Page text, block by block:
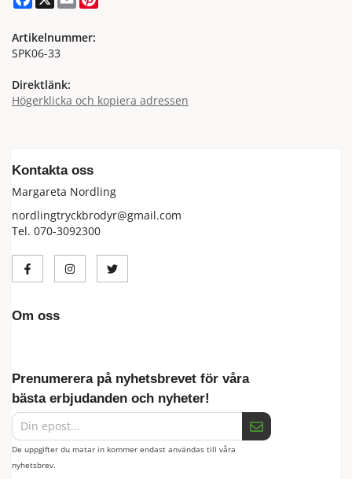
Artikelnummer:
SPK06-33
Direktlänk:
Högerklicka och kopiera adressen
Kontakta oss
Margareta Nordling
nordlingtryckbrodyr@gmail.com
Tel. 070-3092300
Om oss
Prenumerera på nyhetsbrevet för våra
bästa erbjudanden och nyheter!
De uppgifter du matar in kommer endast användas till våra
nyhetsbrev.